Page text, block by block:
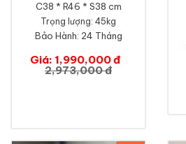
C38 * R46 * S38 cm
Trọng lượng: 45kg
Bảo Hành: 24 Tháng
Giá: 1,990,000 đ
2,973,000 đ